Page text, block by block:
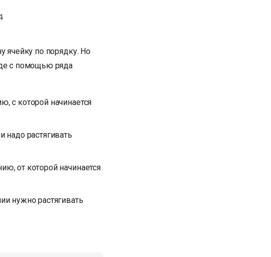
ячейку по порядку. Но
с помощью ряда
с которой начинается
надо растягивать
от которой начинается
нужно растягивать